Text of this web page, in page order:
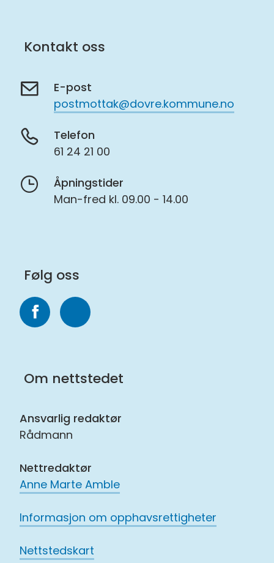
Kontakt oss
E-post
postmottak@dovre.kommune.no
Telefon
61 24 21 00
Åpningstider
Man-fred kl. 09.00 - 14.00
Følg oss
FacebookInstagram
Om nettstedet
Ansvarlig redaktør
Rådmann
Nettredaktør
Anne Marte Amble
Informasjon om opphavsrettigheter
Nettstedskart